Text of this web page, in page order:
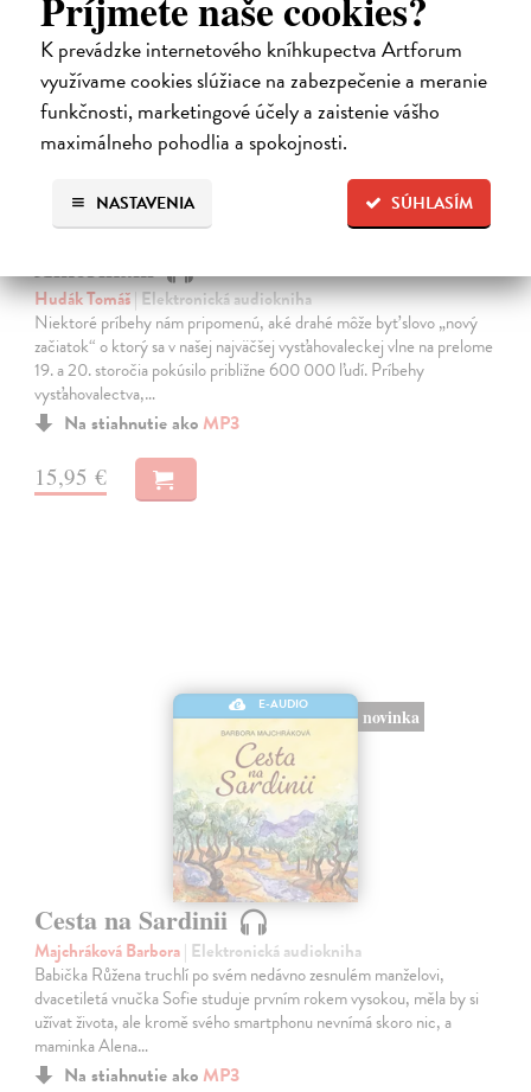
K prevádzke internetového kníhkupectva Artforum
využívame cookies slúžiace na zabezpečenie a meranie
funkčnosti, marketingové účely a zaistenie vášho
maximálneho pohodlia a spokojnosti.
SÚHLASÍM
NASTAVENIA
E-AUDIO
Amerikáni
Hudák Tomáš| Elektronická audiokniha
Niektoré príbehy nám pripomenú, aké drahé môže byť slovo „nový
začiatok“ o ktorý sa v našej najväčšej vysťahovaleckej vlne na prelome
19. a 20. storočia pokúsilo približne 600 000 ľudí. Príbehy
vysťahovalectva,…
Na stiahnutie ako MP3
15,95 €
E-AUDIO
novinka
Cesta na Sardinii
Majchráková Barbora| Elektronická audiokniha
Babička Růžena truchlí po svém nedávno zesnulém manželovi,
dvacetiletá vnučka Sofie studuje prvním rokem vysokou, měla by si
užívat života, ale kromě svého smartphonu nevnímá skoro nic, a
maminka Alena…
Na stiahnutie ako MP3